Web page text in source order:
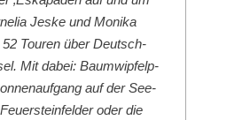
Jeske und Moni­ka
Touren über Deutsch­
Mit dabei: Baumwipfelp­
auf der See­
oder die